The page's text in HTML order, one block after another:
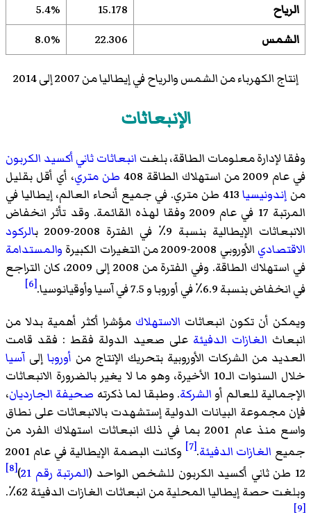
الرياح
15.178
5.4%
الشمس
22.306
8.0%
إنتاج الكهرباء من الشمس والرياح في إيطاليا من 2007 إلى 2014
الإنبعاثات
وفقا لإدارة معلومات الطاقة، بلغت انبعاثاتثاني أكسيد الكربون
في عام 2009 من استهلاك الطاقة 408
طن متري، أي أقل بقليل
من إندونيسيا
413 طن متري. في جميع أنحاء العالم، إيطاليا في
المرتبة 17 في عام 2009 وفقا لهذه القائمة. وقد تأثر انخفاض
الانبعاثات الإيطالية بنسبة 9٪ في الفترة 2008-2009 ب
الركود
الاقتصادي الأوروبي 2008-2009 من التغيرات الكبيرة
والمستدامة
في استهلاك الطاقة. وفي الفترة من 2008 إلى 2009، كان التراجع
في انخفاض بنسبة 6.9٪ في أوروبا و 7.5 في آسيا وأوقيانوسيا.
[6]
ويمكن أن تكون انبعاثات الاستهلاك مؤشرا أكثر أهمية بدلا من
انبعاث الغازات الدفيئة على صعيد الدولة فقط : فقد قامت
العديد من الشركات الأوروبية بتحريك الإنتاج من أوروبا إلى آسيا
خلال السنوات الـ10 الأخيرة، وهو ما لا يغير بالضرورة الانبعاثات
الإجمالية للعالم أو الشركة. وطبقا لما ذكرته صحيفة الجارديان،
فإن مجموعة البيانات الدولية إستشهدت بالانبعاثات على نطاق
واسع منذ عام 2001 بما في ذلك انبعاثات استهلاك الفرد من
جميع الغازات الدفيئة.
[7]
وكانت البصمة الإيطالية في عام 2001
12 طن ثاني أكسيد الكربون للشخص الواحد (
المرتبة رقم 21 )
[8]
وبلغت حصة إيطاليا المحلية من انبعاثات الغازات الدفيئة 62٪.
[9]